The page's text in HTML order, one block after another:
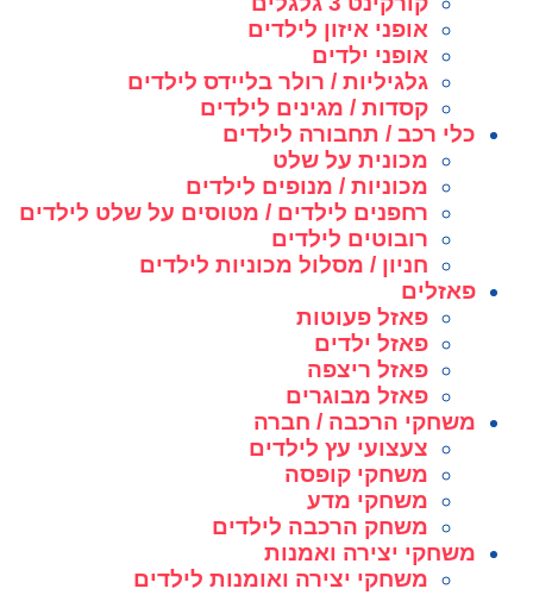
אופני איזון לילדים
אופני ילדים
גלגיליות / רולר בליידס לילדים
קסדות / מגינים לילדים
כלי רכב / תחבורה לילדים
מכונית על שלט
מכוניות / מנופים לילדים
רחפנים לילדים / מטוסים על שלט לילדים
רובוטים לילדים
חניון / מסלול מכוניות לילדים
פאזלים
פאזל פעוטות
פאזל ילדים
פאזל ריצפה
פאזל מבוגרים
משחקי הרכבה / חברה
צעצועי עץ לילדים
משחקי קופסה
משחקי מדע
משחק הרכבה לילדים
משחקי יצירה ואמנות
משחקי יצירה ואומנות לילדים